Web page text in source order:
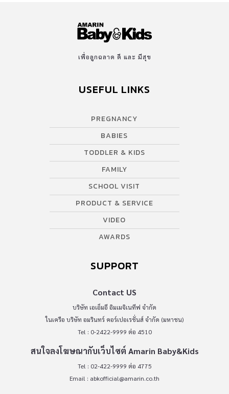
เพื่อลูกฉลาด ดี และ มีสุข
USEFUL LINKS
PREGNANCY
BABIES
TODDLER & KIDS
FAMILY
SCHOOL VISIT
PRODUCT & SERVICE
VIDEO
AWARDS
SUPPORT
Contact US
บริษัท เอเอ็มอี อิมเมจิเนทีฟ จำกัด
ในเครือ บริษัท อมรินทร์ คอร์เปอเรชั่นส์ จำกัด (มหาชน)
Tel : 0-2422-9999 ต่อ 4510
สนใจลงโฆษณากับเว็บไซต์ Amarin Baby&Kids
Tel : 02-422-9999 ต่อ 4775
Email : abkofficial@amarin.co.th